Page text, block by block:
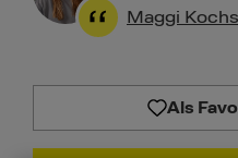
Maggi
Als